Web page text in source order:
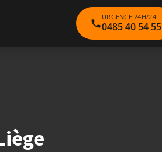
URGENCE 24H/24
0485 40 54 55